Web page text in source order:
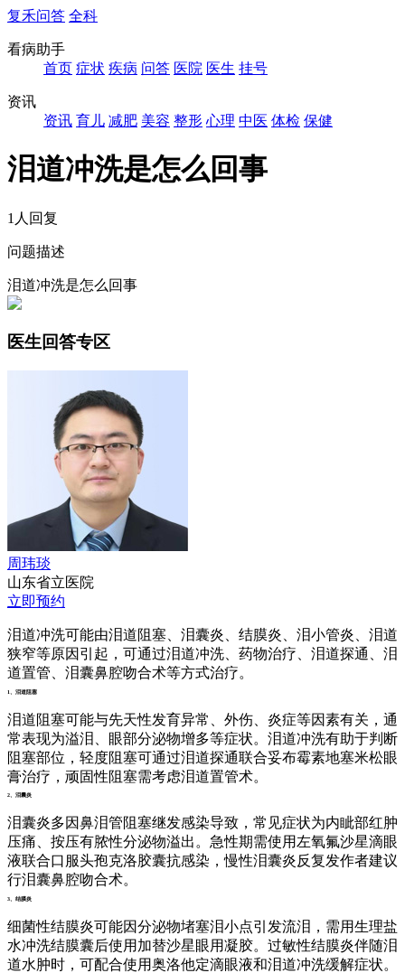
复禾问答 全科
看病助手
首页 症状 疾病 问答 医院 医生 挂号
资讯
资讯 育儿 减肥 美容 整形 心理 中医 体检 保健
泪道冲洗是怎么回事
1人回复
问题描述
泪道冲洗是怎么回事
医生回答专区
周玮琰
山东省立医院
立即预约
泪道冲洗可能由泪道阻塞、泪囊炎、结膜炎、泪小管炎、泪道
狭窄等原因引起，可通过泪道冲洗、药物治疗、泪道探通、泪
道置管、泪囊鼻腔吻合术等方式治疗。
1、泪道阻塞
泪道阻塞可能与先天性发育异常、外伤、炎症等因素有关，通
常表现为溢泪、眼部分泌物增多等症状。泪道冲洗有助于判断
阻塞部位，轻度阻塞可通过泪道探通联合妥布霉素地塞米松眼
膏治疗，顽固性阻塞需考虑泪道置管术。
2、泪囊炎
泪囊炎多因鼻泪管阻塞继发感染导致，常见症状为内眦部红肿
压痛、按压有脓性分泌物溢出。急性期需使用左氧氟沙星滴眼
液联合口服头孢克洛胶囊抗感染，慢性泪囊炎反复发作者建议
行泪囊鼻腔吻合术。
3、结膜炎
细菌性结膜炎可能因分泌物堵塞泪小点引发流泪，需用生理盐
水冲洗结膜囊后使用加替沙星眼用凝胶。过敏性结膜炎伴随泪
道水肿时，可配合使用奥洛他定滴眼液和泪道冲洗缓解症状。